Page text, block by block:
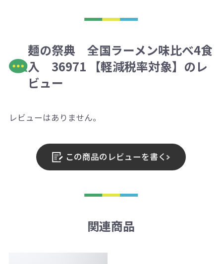
麺の祭典 全国ラーメン味比べ4食
入 36971 【軽減税率対象】のレ
ビュー
レビューはありません。
この商品のレビューを書く
関連商品